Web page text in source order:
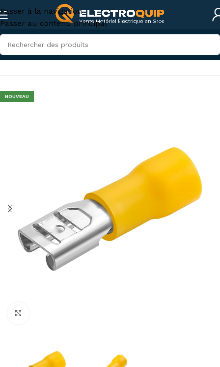
Passer à la navigation
Passer au contenu principal
Accueil/Accessoires et outillage/accessoires-tunisie
NOUVEAU